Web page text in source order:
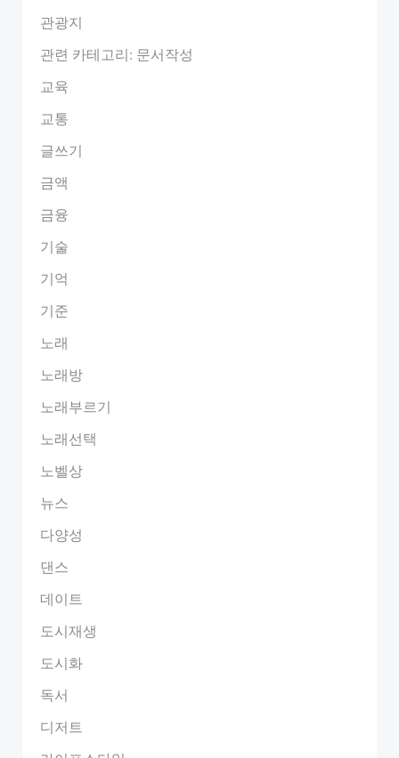
관광지
관련 카테고리: 문서작성
교육
교통
글쓰기
금액
금융
기술
기억
기준
노래
노래방
노래부르기
노래선택
노벨상
뉴스
다양성
댄스
데이트
도시재생
도시화
독서
디저트